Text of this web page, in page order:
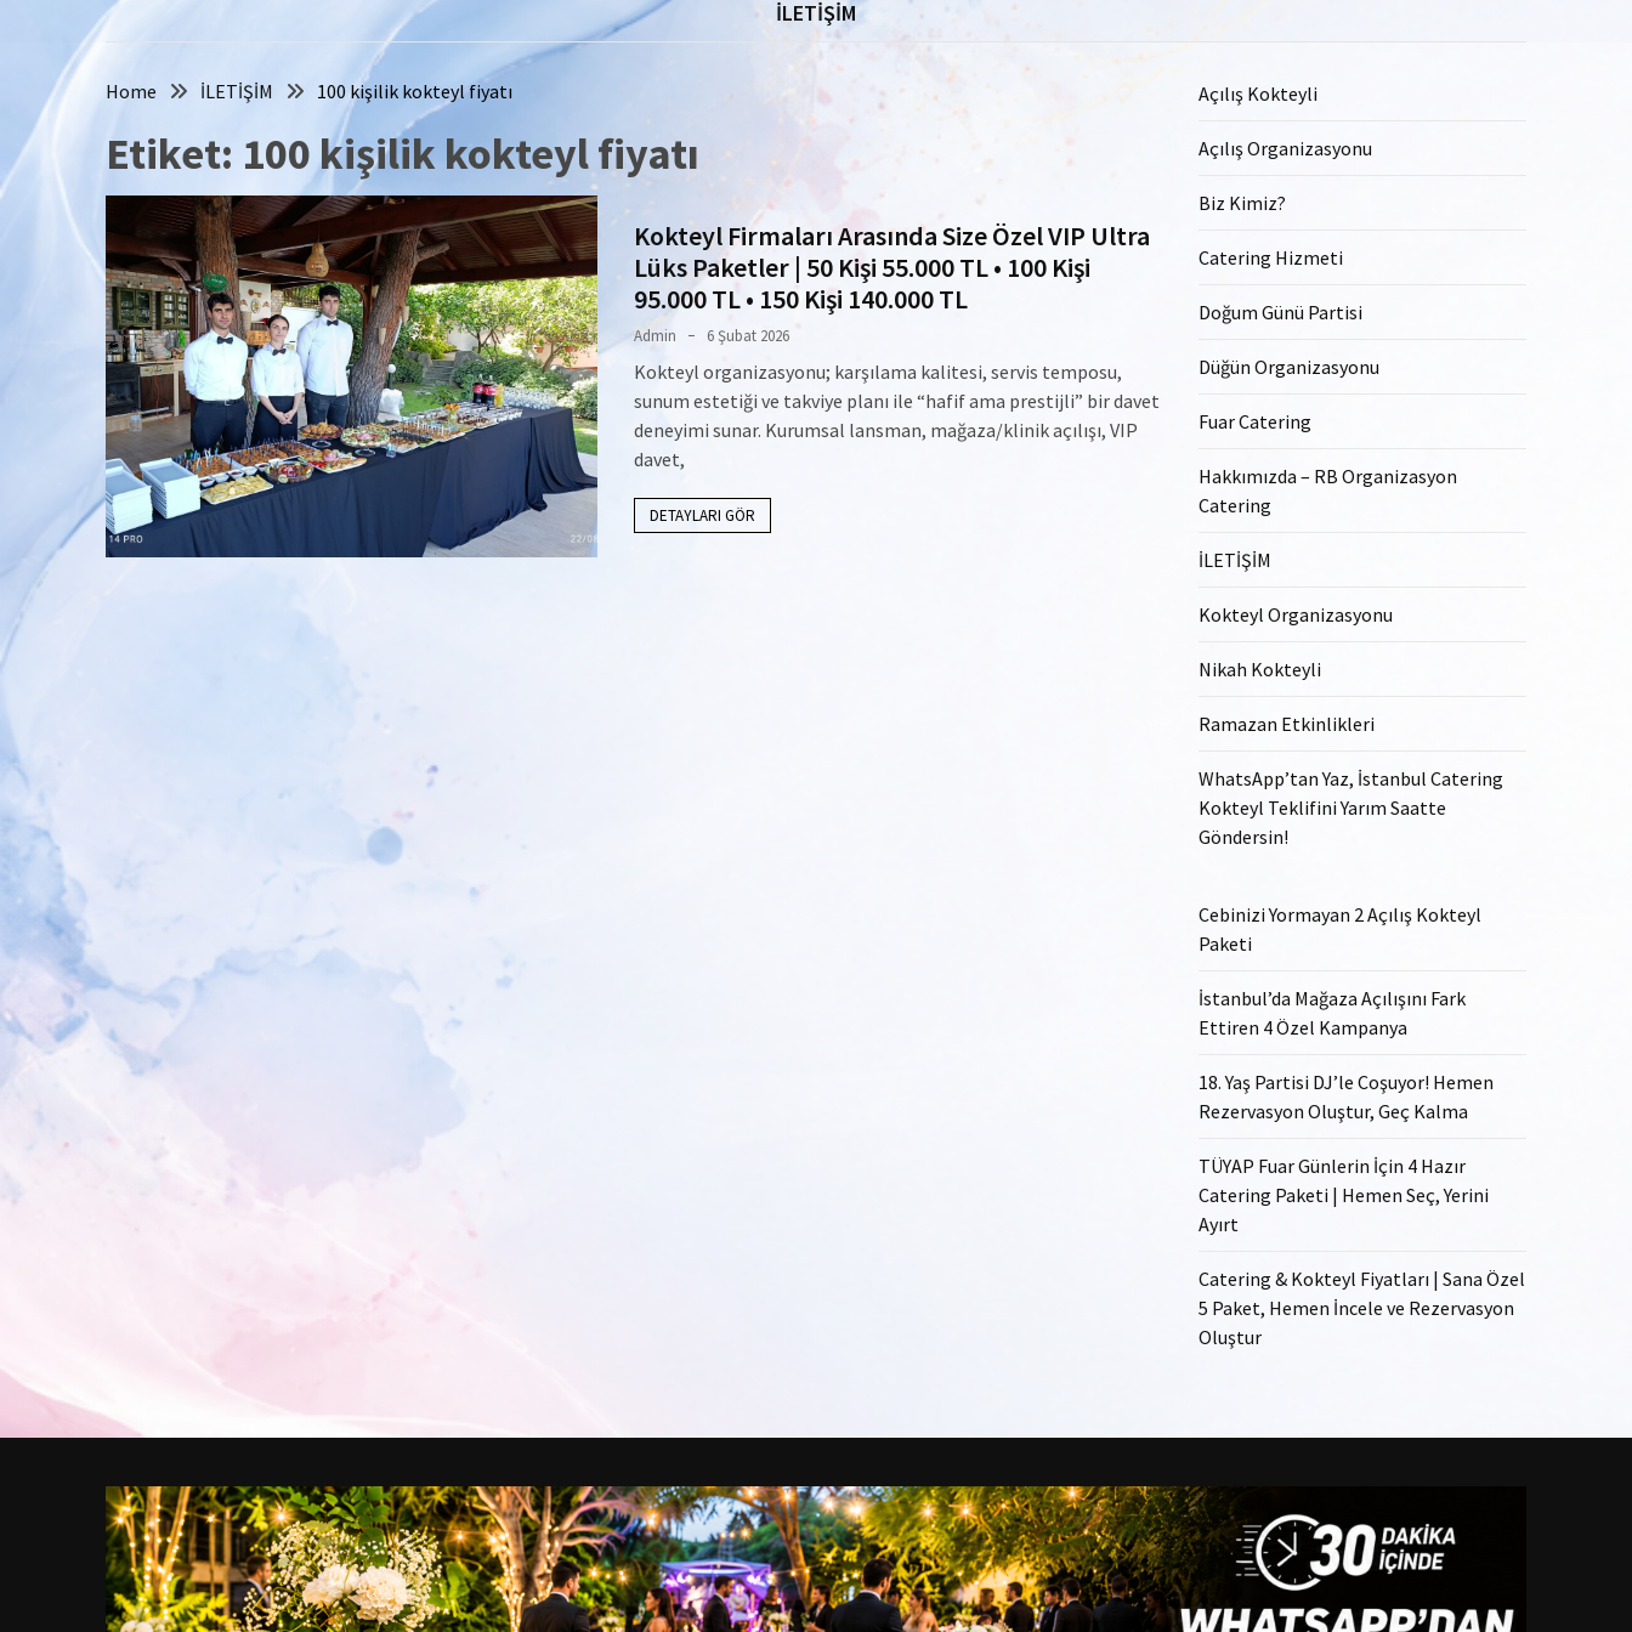
İLETİŞİM
Home İLETİŞİM 100 kişilik kokteyl fiyatı
Etiket: 100 kişilik kokteyl fiyatı
Kokteyl Firmaları Arasında Size Özel VIP Ultra
Lüks Paketler | 50 Kişi 55.000 TL • 100 Kişi
95.000 TL • 150 Kişi 140.000 TL
Admin 6 Şubat 2026
Kokteyl organizasyonu; karşılama kalitesi, servis temposu,
sunum estetiği ve takviye planı ile “hafif ama prestijli” bir davet
deneyimi sunar. Kurumsal lansman, mağaza/klinik açılışı, VIP
davet,
DETAYLARI GÖR
Açılış Kokteyli
Açılış Organizasyonu
Biz Kimiz?
Catering Hizmeti
Doğum Günü Partisi
Düğün Organizasyonu
Fuar Catering
Hakkımızda – RB Organizasyon
Catering
İLETİŞİM
Kokteyl Organizasyonu
Nikah Kokteyli
Ramazan Etkinlikleri
WhatsApp’tan Yaz, İstanbul Catering
Kokteyl Teklifini Yarım Saatte
Göndersin!
Cebinizi Yormayan 2 Açılış Kokteyl
Paketi
İstanbul’da Mağaza Açılışını Fark
Ettiren 4 Özel Kampanya
18. Yaş Partisi DJ’le Coşuyor! Hemen
Rezervasyon Oluştur, Geç Kalma
TÜYAP Fuar Günlerin İçin 4 Hazır
Catering Paketi | Hemen Seç, Yerini
Ayırt
Catering & Kokteyl Fiyatları | Sana Özel
5 Paket, Hemen İncele ve Rezervasyon
Oluştur